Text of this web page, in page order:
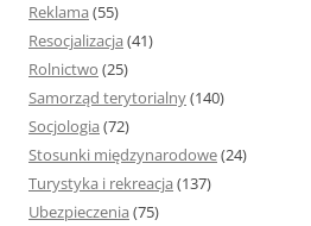
Reklama (55)
Resocjalizacja (41)
Rolnictwo (25)
Samorząd terytorialny(140)
Socjologia (72)
Stosunki międzynarodowe(24)
Turystyka i rekreacja (137)
Ubezpieczenia (75)